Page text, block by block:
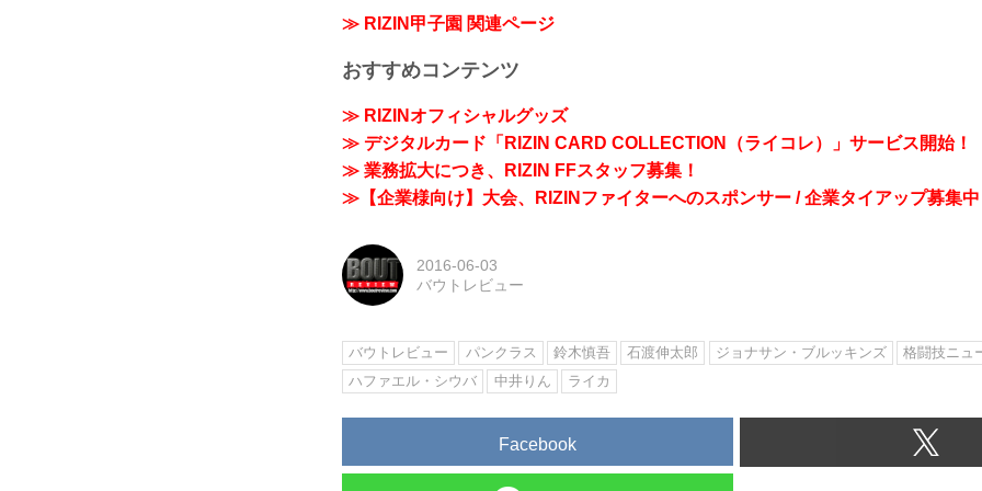
≫ RIZIN甲子園 関連ページ
おすすめコンテンツ
≫ RIZINオフィシャルグッズ
≫ デジタルカード「RIZIN CARD COLLECTION（ライコレ）」サービス開始！
≫ 業務拡大につき、RIZIN FFスタッフ募集！
≫【企業様向け】大会、RIZINファイターへのスポンサー / 企業タイアップ募集中
2016-06-03
バウトレビュー
バウトレビュー パンクラス 鈴木慎吾 石渡伸太郎 ジョナサン・ブルッキンズ 格闘技ニュ
ハファエル・シウバ
中井りん ライカ
Facebook